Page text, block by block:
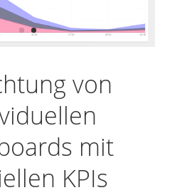
von
mit
KPIs